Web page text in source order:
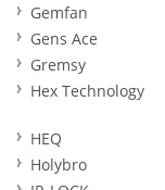
Gemfan
Gens Ace
Gremsy
Hex Technology
HEQ
Holybro